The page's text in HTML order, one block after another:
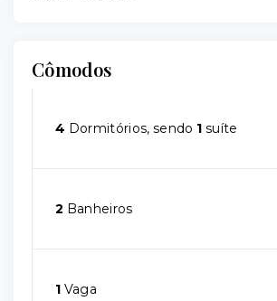
Cômodos
4 Dormitórios, sendo 1 suíte
2 Banheiros
1 Vaga